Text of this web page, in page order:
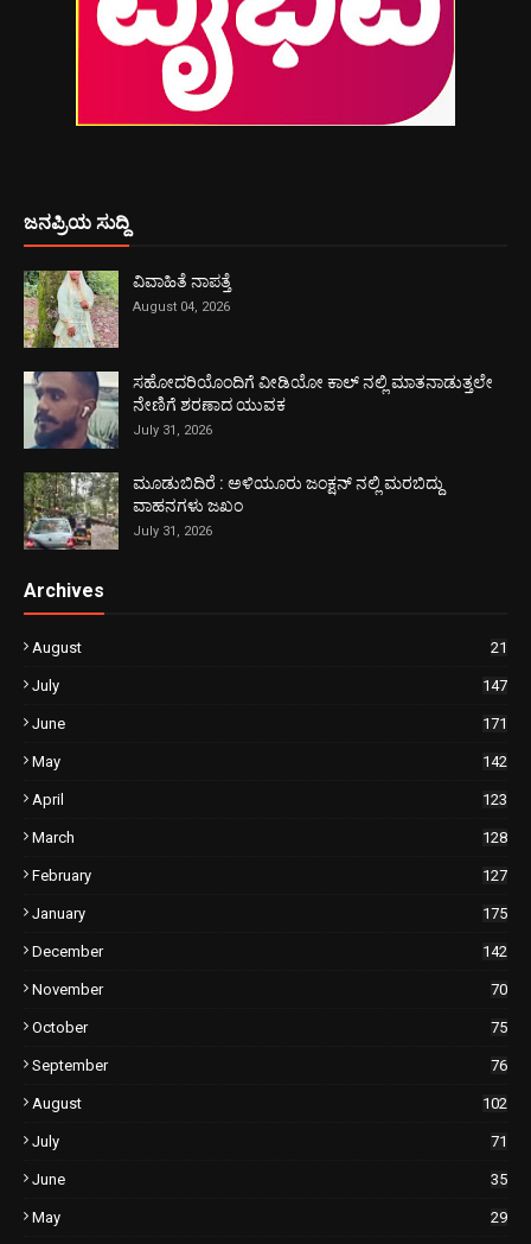
ಜನಪ್ರಿಯ ಸುದ್ದಿ
ವಿವಾಹಿತೆ ನಾಪತ್ತೆ
August 04, 2026
ಸಹೋದರಿಯೊಂದಿಗೆ ವೀಡಿಯೋ ಕಾಲ್ ನಲ್ಲಿ ಮಾತನಾಡುತ್ತಲೇ
ನೇಣಿಗೆ ಶರಣಾದ ಯುವಕ
July 31, 2026
ಮೂಡುಬಿದಿರೆ : ಅಳಿಯೂರು ಜಂಕ್ಷನ್ ನಲ್ಲಿ ಮರಬಿದ್ದು
ವಾಹನಗಳು ಜಖಂ
July 31, 2026
Archives
August 21
July 147
June 171
May 142
April 123
March 128
February 127
January 175
December 142
November 70
October 75
September 76
August 102
July 71
June 35
May 29